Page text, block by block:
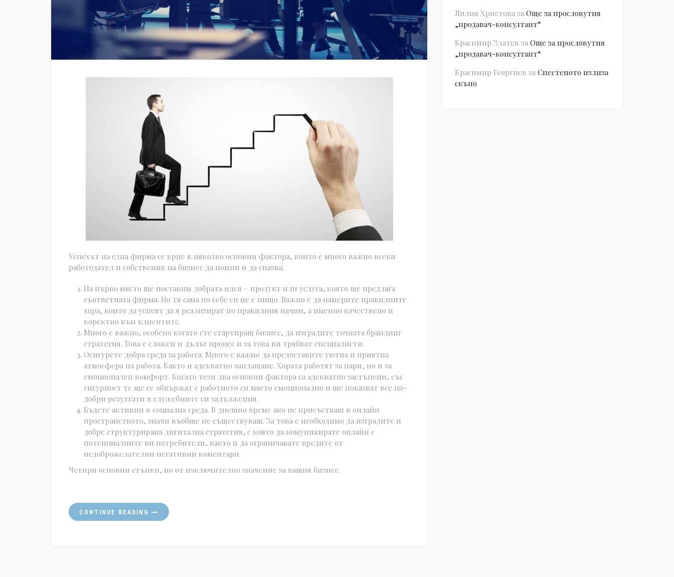
Успехът на една фирма се крие в няколко основни фактора, които е много важно всеки
работодател и собственик на бизнес да помни и да спазва:
На първо място ще поставим добрата идея – продукт или услуга, която ще предлага
съответната фирма. Но тя сама по себе си не е нищо. Важно е да намерите правилните
хора, които да успеят да я реализират по правилния начин, а именно качествено и
коректно към клиентите.
Много е важно, особено когато сте стартиращ бизнес, да изградите точната брандинг
стратегия. Това е сложен и дълъг процес и за това ви трябват специалисти.
Осигурете добра среда за работа. Много е важно да предоставите уютна и приятна
атмосфера на работа. Както и адекватно заплащане. Хората работят за пари, но и за
емоционален комфорт. Когато тези два основни фактора са адекватно застъпени, със
сигурност те ще се обвържат с работното си място емоционално и ще показват все по-
добри резултати в служебните си задължения.
Бъдете активни в социална среда. В днешно време ако не присъстваш в онлайн
пространството, значи въобще не съществуваш. За това е необходимо да изградите и
добре структурирана дигитална стратегия, с която да комуникирате онлайн с
потенциалните ви потребители, както и да ограничавате вредите от
недоброжелателни негативни коментари.
Четири основни стъпки, но от изключително значение за вашия бизнес.
CONTINUE READING
Лилия Христова за Още за прословутия
„продавач-консултант“
Красимир Златев за Още за прословутия
„продавач-консултант“
Красимир Георгиев за Спестеното излиза
скъпо